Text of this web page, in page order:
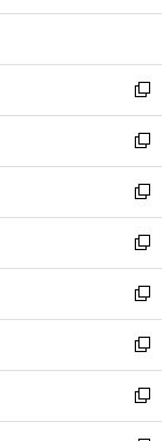
開
ウ
開
く
ン
ウ
で
開
く
ウ
ン
ド
ウ
で
開
く
新
し
い
ウ
ィ
ン
ド
ウ
で
開
く
新
し
い
ウ
ィ
ン
ド
ウ
で
開
く
新
し
い
ウ
ィ
ン
ド
ウ
で
開
新
し
い
ウ
ィ
ン
ド
ウ
新
し
い
ウ
ィ
ン
新
し
い
ウ
新
し